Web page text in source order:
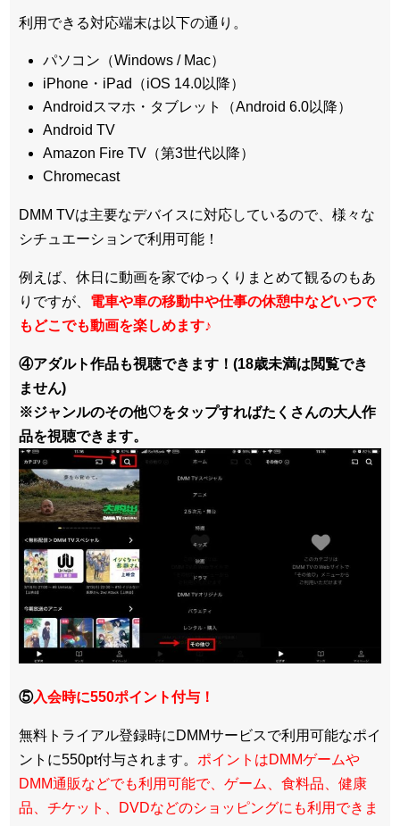
利用できる対応端末は以下の通り。
パソコン（Windows / Mac）
iPhone・iPad（iOS 14.0以降）
Androidスマホ・タブレット（Android 6.0以降）
Android TV
Amazon Fire TV（第3世代以降）
Chromecast
DMM TVは主要なデバイスに対応しているので、 様々な
シチュエーションで利用可能！
例えば、休日に動画を家でゆっくりまとめて観るのもあ
りですが、 電車や車の移動中や仕事の休憩中などいつで
もどこでも動画を楽しめます♪
④アダルト作品も視聴できます！(18歳未満は閲覧でき
ません)
※ジャンルのその他♡をタップすればたくさんの大人作
品を視聴できます。
⑤入会時に550ポイント付与！
無料トライアル登録時にDMMサービスで利用可能なポイ
ントに550pt付与されます。 ポイントはDMMゲームや
DMM通販などでも利用可能で、ゲーム、食料品、健康
品、チケット、DVDなどのショッピングにも利用できま